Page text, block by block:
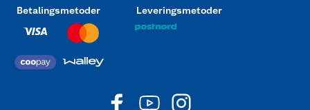
Betalingsmetoder Leveringsmetoder